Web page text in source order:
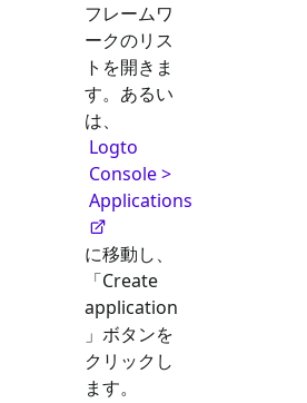
フレームワ
ークのリス
トを開きま
す。あるい
は、
Logto
Console >
Applications
に移動し、
「Create
application
」ボタンを
クリックし
ます。